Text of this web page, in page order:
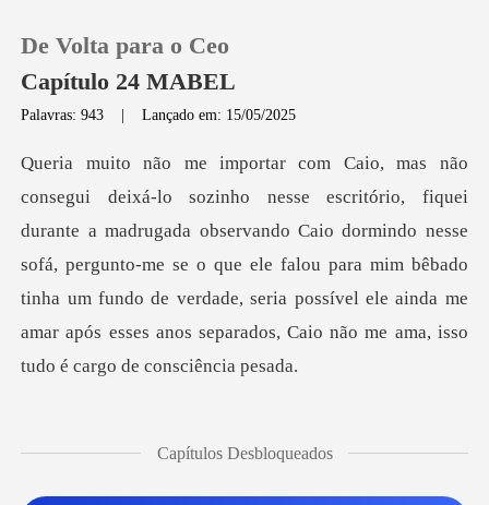
0
Loja
De Volta para o Ceo
Capítulo 24 MABEL
Palavras: 943 |Lançado em: 15/05/2025
da observando Caio dormindo nesse
sofá, pergunto-me se o que ele falou para mim bêbado
tinha um fundo de verdade, s
Capítulos Desbloqueados